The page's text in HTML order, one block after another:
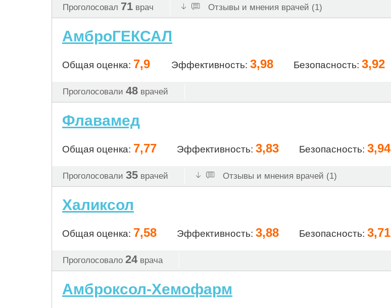
Проголосовал 71 врач Отзывы и мнения врачей (1)
АмброГЕКСАЛ
Общая оценка: 7,9 Эффективность: 3,98 Безопасность: 3,92
Проголосовали 48 врачей
Флавамед
Общая оценка: 7,77 Эффективность: 3,83 Безопасность: 3,94
Проголосовали 35 врачей Отзывы и мнения врачей (1)
Халиксол
Общая оценка: 7,58 Эффективность: 3,88 Безопасность: 3,71
Проголосовало 24 врача
Амброксол-Хемофарм